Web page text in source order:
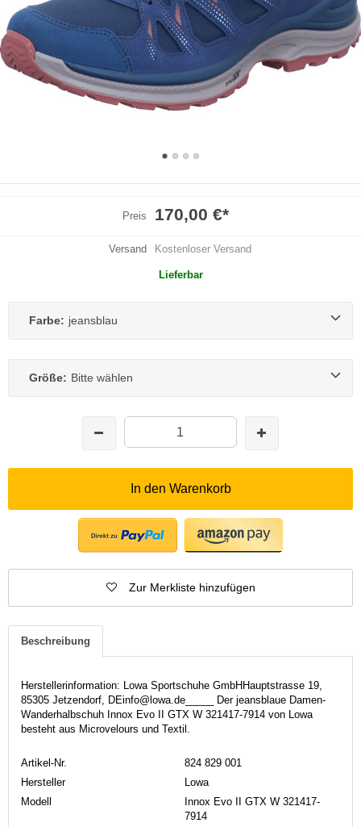
Preis 170,00 €*
Versand Kostenloser Versand
Lieferbar
Farbe: jeansblau
Größe: Bitte wählen
In den Warenkorb
Zur Merkliste hinzufügen
Beschreibung
Herstellerinformation: Lowa Sportschuhe GmbHHauptstrasse 19,
85305 Jetzendorf, DEinfo@lowa.de_____ Der jeansblaue Damen-
Wanderhalbschuh Innox Evo II GTX W 321417-7914 von Lowa
besteht aus Microvelours und Textil.
Artikel-Nr.
824 829 001
Hersteller
Lowa
Modell
Innox Evo II GTX W 321417-
7914